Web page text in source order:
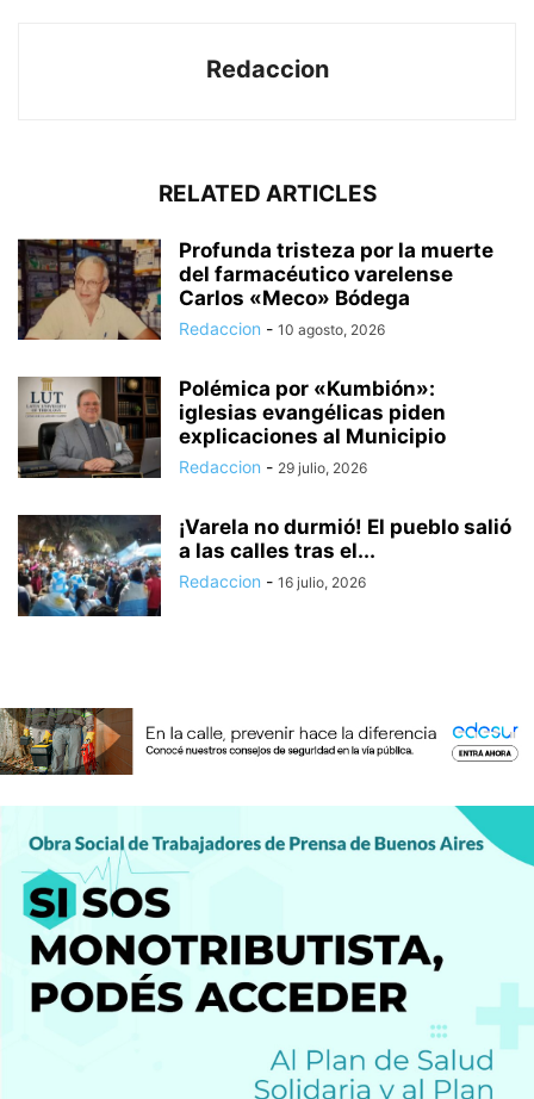
Redaccion
RELATED ARTICLES
Profunda tristeza por la muerte
del farmacéutico varelense
Carlos «Meco» Bódega
Redaccion - 10 agosto, 2026
Polémica por «Kumbión»:
iglesias evangélicas piden
explicaciones al Municipio
Redaccion - 29 julio, 2026
¡Varela no durmió! El pueblo salió
a las calles tras el...
Redaccion - 16 julio, 2026